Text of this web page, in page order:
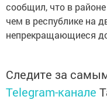
сообщил, что в
чем в республике на
непрекращающиеся
Следите за
Telegram-канале